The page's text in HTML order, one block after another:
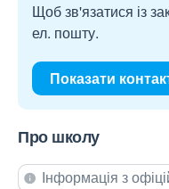
Щоб зв'язатися із
ел. пошту.
Показати
Про школу
Інформація з